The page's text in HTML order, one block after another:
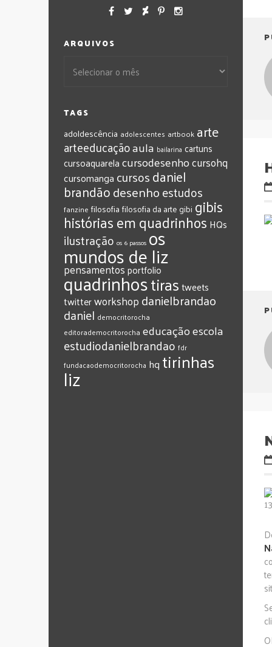
ARQUIVOS
TAGS
adoldescência adolescentes artbook arte
arteeducaçãoaula bailarina cartuns
cursoaquarelacursodesenhocursohq
cursomanga cursosdaniel
brandãodesenhoestudos
fanzine filosofia filosofia da arte gibi gibis
histórias em quadrinhos HQs
ilustração os 6 passos os
mundos de liz
pensamentosportfolio
quadrinhostirastweets
twitterworkshop‎danielbrandao‬
‎daniel‬ ‎democritorocha
‎editorademocritorocha ‎educação‎escola
‎estudiodanielbrandao ‎fdr
‎fundacaodemocritorocha ‎hq ‎tirinhas
‪‎liz